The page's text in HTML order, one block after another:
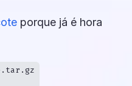
porque já é hora